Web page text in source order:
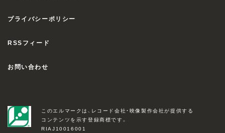
プライバシーポリシー
RSSフィード
お問い合わせ
このエルマークは、レコード会社・映像製作会社が提供する
コンテンツを示す登録商標です。
RIAJ10016001